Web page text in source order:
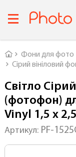
Головна
Фони для фото
Сірий вініловий
Світло
(фотофон)
Vinyl 1,5 х
Артикул: PF-